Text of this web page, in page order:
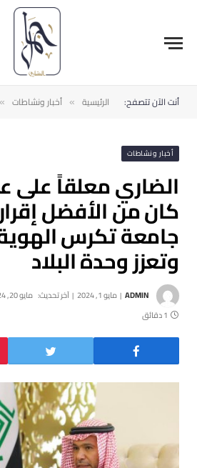
أنت الآن تتصفح: الرئيسية » أخبار ونشاطات »
أخبار ونشاطات
الضاري معلقاً على
كان من الأفضل
جامعة تكرس
وتعزز وحدة البلاد
ADMIN مايو 1, 2024 آخر تحديث: مايو 20, 2024
1 دقائق